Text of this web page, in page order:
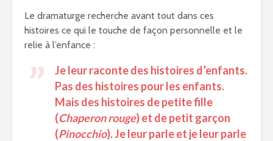
Le dramaturge recherche avant tout dans ces
histoires ce qui le touche de façon personnelle et le
relie à l’enfance :
Je leur raconte des histoires d’enfants.
Pas des histoires pour les enfants.
Mais des histoires de petite fille
(Chaperon rouge) et de petit garçon
(Pinocchio). Je leur parle et je leur parle